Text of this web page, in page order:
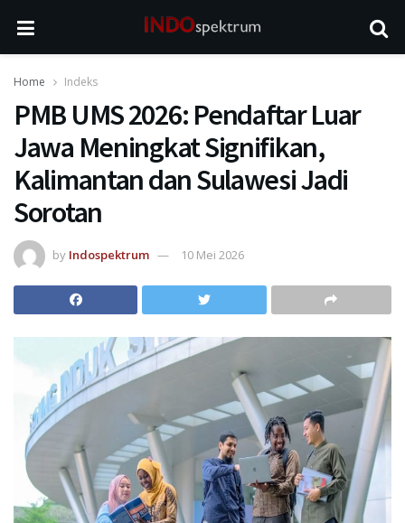
Home Indeks
PMB UMS 2026: Pendaftar Luar
Jawa Meningkat Signifikan,
Kalimantan dan Sulawesi Jadi
Sorotan
by Indospektrum 10 Mei 2026